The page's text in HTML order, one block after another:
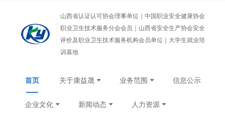
山西省认证认可协会理事单位｜中国职业安全健康协会
职业卫生技术服务分会会员｜山西省安全生产协会安全
评价及职业卫生技术服务机构会员单位｜大学生就业培
训基地
首页 关于康益晟 业务范围 信息公示
企业文化 新闻动态 人力资源